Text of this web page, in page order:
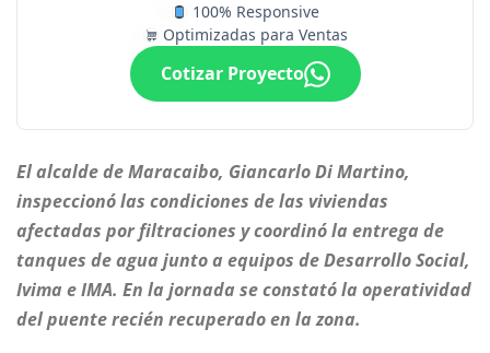
100% Responsive
Optimizadas para Ventas
Cotizar Proyecto
El alcalde de Maracaibo, Giancarlo Di Martino,
inspeccionó las condiciones de las viviendas
afectadas por filtraciones y coordinó la entrega de
tanques de agua junto a equipos de Desarrollo Social,
Ivima e IMA. En la jornada se constató la operatividad
del puente recién recuperado en la zona.